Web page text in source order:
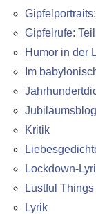
Gipfelrufe:
Humor in der
Im
Kritik
Lockdown-
Lustful
Lyrik